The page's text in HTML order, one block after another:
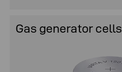
Gas generator cells